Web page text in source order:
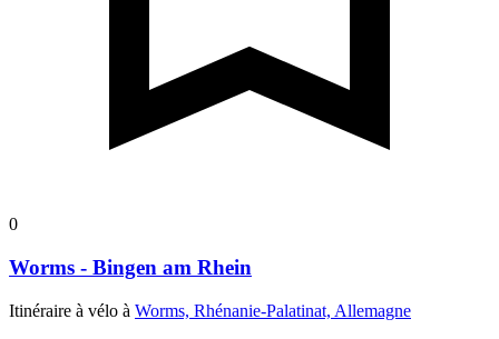
0
Worms - Bingen am Rhein
Itinéraire à vélo à Worms, Rhénanie-Palatinat, Allemagne